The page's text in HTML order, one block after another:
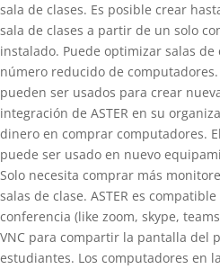
sala de clases. Es posible crear
sala de clases a partir de un solo
instalado. Puede optimizar salas
número reducido de
pueden ser usados para crear
integración de ASTER en su
dinero en comprar computadores.
puede ser usado en nuevo
Solo necesita comprar más
salas de clase. ASTER es
conferencia (like zoom, skype,
VNC para compartir la pantalla del
estudiantes. Los computadores en